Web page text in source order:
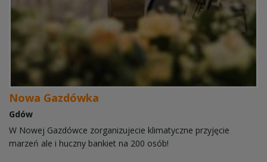
Nowa Gazdówka
Gdów
W Nowej Gazdówce zorganizujecie klimatyczne przyjęcie
marzeń ale i huczny bankiet na 200 osób!